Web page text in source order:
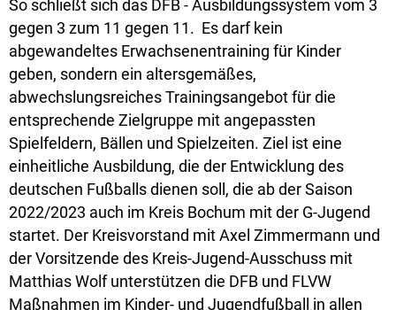
So schließt sich das DFB - Ausbildungssystem vom 3
gegen 3 zum 11 gegen 11. Es darf kein
abgewandeltes Erwachsenentraining für Kinder
geben, sondern ein altersgemäßes,
abwechslungsreiches Trainingsangebot für die
entsprechende Zielgruppe mit angepassten
Spielfeldern, Bällen und Spielzeiten. Ziel ist eine
einheitliche Ausbildung, die der Entwicklung des
deutschen Fußballs dienen soll, die ab der Saison
2022/2023 auch im Kreis Bochum mit der G-Jugend
startet. Der Kreisvorstand mit Axel Zimmermann und
der Vorsitzende des Kreis-Jugend-Ausschuss mit
Matthias Wolf unterstützen die DFB und FLVW
Maßnahmen im Kinder- und Jugendfußball in allen